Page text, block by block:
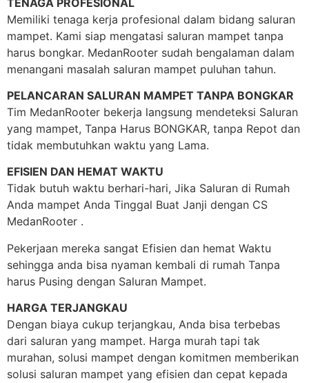
Memiliki tenaga kerja profesional dalam bidang saluran
mampet. Kami siap mengatasi saluran mampet tanpa
harus bongkar. MedanRooter sudah bengalaman dalam
menangani masalah saluran mampet puluhan tahun.
PELANCARAN SALURAN MAMPET TANPA BONGKAR
Tim MedanRooter bekerja langsung mendeteksi Saluran
yang mampet, Tanpa Harus BONGKAR, tanpa Repot dan
tidak membutuhkan waktu yang Lama.
EFISIEN DAN HEMAT WAKTU
Tidak butuh waktu berhari-hari, Jika Saluran di Rumah
Anda mampet Anda Tinggal Buat Janji dengan CS
MedanRooter .
Pekerjaan mereka sangat Efisien dan hemat Waktu
sehingga anda bisa nyaman kembali di rumah Tanpa
harus Pusing dengan Saluran Mampet.
HARGA TERJANGKAU
Dengan biaya cukup terjangkau, Anda bisa terbebas
dari saluran yang mampet. Harga murah tapi tak
murahan, solusi mampet dengan komitmen memberikan
solusi saluran mampet yang efisien dan cepat kepada